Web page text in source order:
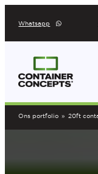
naar
inhoud
Whatsapp
Ons portfolio »